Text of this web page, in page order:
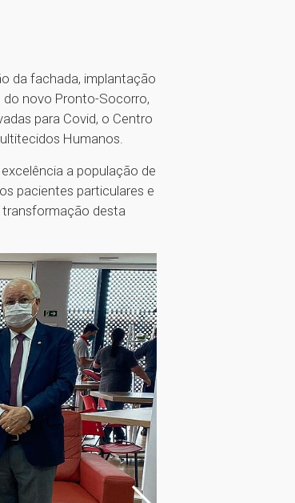
da fachada, implantação
do novo Pronto-Socorro,
para Covid, o Centro
Humanos.
a população de
pacientes particulares e
transformação desta